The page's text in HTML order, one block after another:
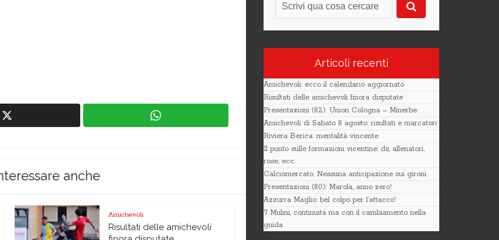
anche
Amichevoli
Risultati delle amichevoli
Articoli recenti
Amichevoli: ecco il calendario aggiornato
Risultati delle amichevoli finora disputate
Presentazioni (82): Union Cologna – Minerbe
Amichevoli di Sabato 8 agosto: risultati e marcatori
Riviera Berica: mentalità vincente
Il punto sulle formazioni vicentine: ds, allenatori,
rose, ecc.
Calciomercato: Nessuna anticipazione sui gironi
Presentazioni (80): Marola, anno zero!
Azzurra Maglio: bel colpo per l’attacco!
7 Mulini, continuità ma con il cambiamento nella
guida